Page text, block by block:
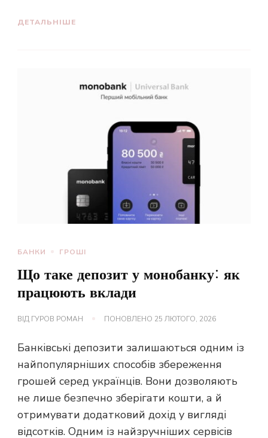
ДЕТАЛЬНІШЕ
БАНКИ ГРОШІ
Що таке депозит у монобанку: як
працюють вклади
ВІД ГУРОВ РОМАН ПОНОВЛЕНО 25 ЛЮТОГО, 2026
Банківські депозити залишаються одним із
найпопулярніших способів збереження
грошей серед українців. Вони дозволяють
не лише безпечно зберігати кошти, а й
отримувати додатковий дохід у вигляді
відсотків. Одним із найзручніших сервісів